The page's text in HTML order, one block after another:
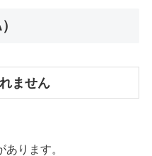
ません
ります。